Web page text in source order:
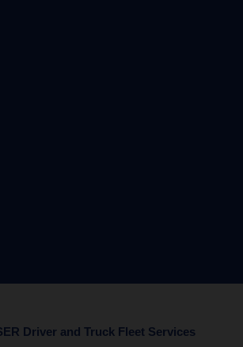
Driver and Truck Fleet Services